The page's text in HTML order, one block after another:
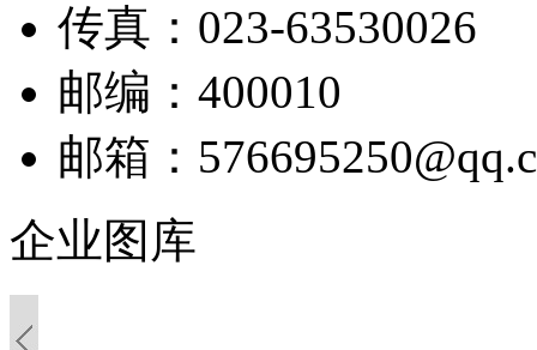
传真：023-63530026
邮编：400010
邮箱：
企业图库